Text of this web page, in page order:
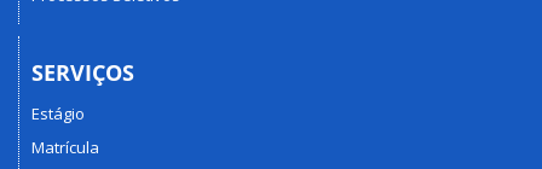
SERVIÇOS
Estágio
Matrícula